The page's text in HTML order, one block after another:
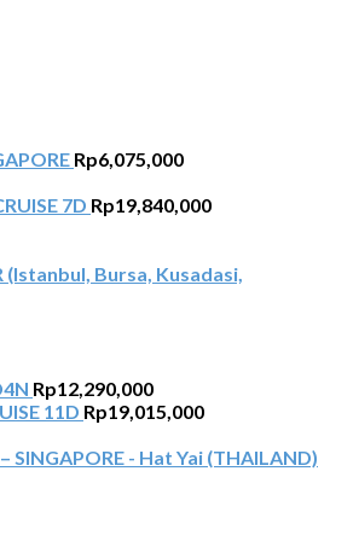
Rp6,075,000
7D Rp19,840,000
(Istanbul, Bursa, Kusadasi,
Rp12,290,000
11D Rp19,015,000
SINGAPORE - Hat Yai (THAILAND)